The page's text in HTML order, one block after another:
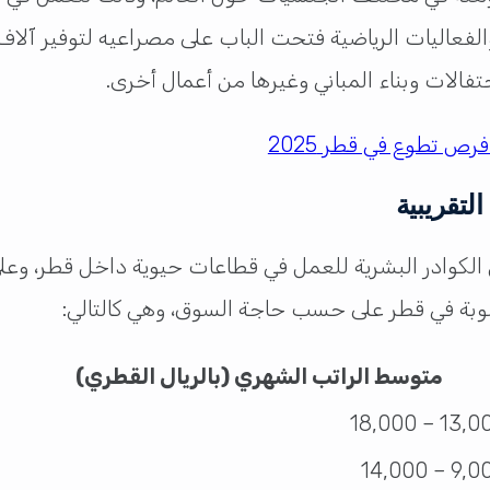
عن أن الأحداث والفعاليات الرياضية فتحت الباب على مصراعيه
وبناء المباني وغيرها من أعمال أخرى.
تطوع في قطر 2025
البشرية للعمل في قطاعات حيوية داخل
في قطر على حسب حاجة السوق، وهي كالتالي:
متوسط الراتب الشهري (بالريال القطري)
13,000 –
9,000 –